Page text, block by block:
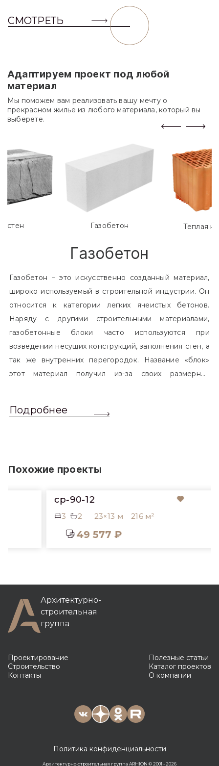
СМОТРЕТЬ
Адаптируем проект под любой
материал
Мы поможем вам реализовать вашу мечту о
прекрасном жилье из любого материала, который вы
выберете.
Газобетон Теплая
Газобетон
Газобетон – это искусственно созданный материал,
широко используемый в строительной индустрии. Он
относится к категории легких ячеистых бетонов.
Наряду с другими строительными материалами,
газобетонные блоки часто используются при
возведении несущих конструкций, заполнения стен, а
так же внутренних перегородок. Название «блок»
этот материал получил из-за своих размерных
обычный одинарный кирпич. Размер блоков различен
Подробнее
Похожие проекты
cp-90-12
2 23×13 м 216 м²
49 577 ₽
Архитектурно-
строительная
группа
Проектирование
Строительство
Контакты
Полезные статьи
Каталог проектов
О компании
Политика конфиденциальности
Архитектурно-строительная группа ARHION © 2001 - 2026